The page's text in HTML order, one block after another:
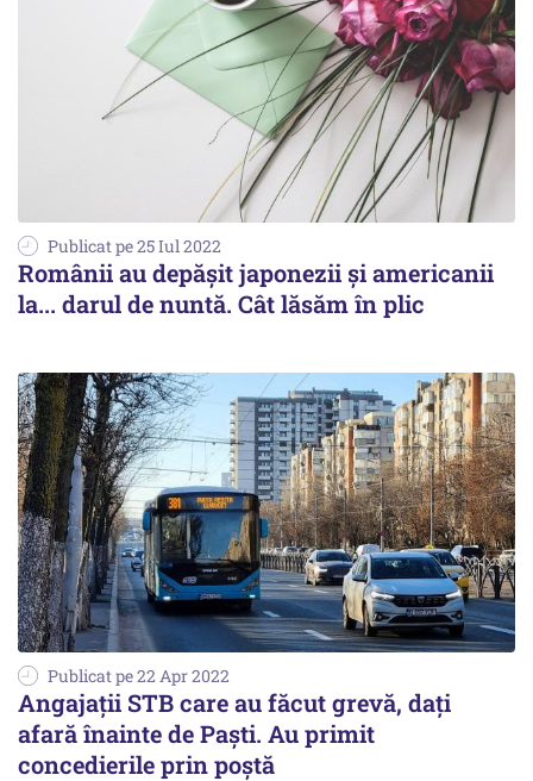
Publicat pe 25 Iul 2022
Românii au depășit japonezii și americanii
la... darul de nuntă. Cât lăsăm în plic
Publicat pe 22 Apr 2022
Angajații STB care au făcut grevă, dați
afară înainte de Paști. Au primit
concedierile prin poștă